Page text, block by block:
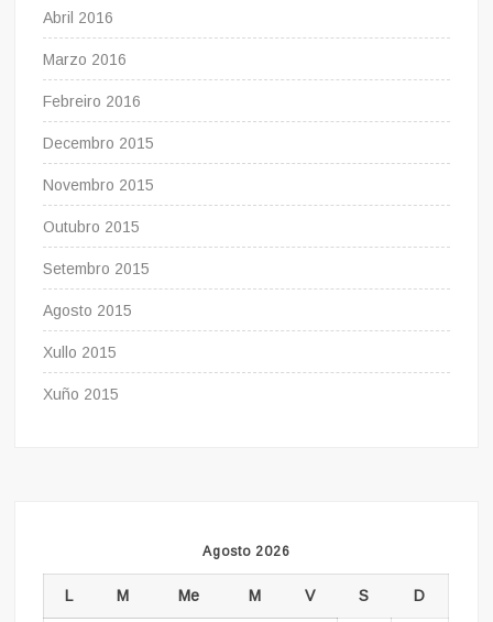
Abril 2016
Marzo 2016
Febreiro 2016
Decembro 2015
Novembro 2015
Outubro 2015
Setembro 2015
Agosto 2015
Xullo 2015
Xuño 2015
Agosto 2026
L M Me M V S D